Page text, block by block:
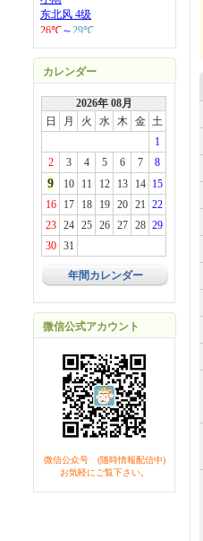
カレンダー
2026年 08月
日
月 火 水 木 金 土
1
2
3 4 5 6 7 8
9 10 11 12 13 14
15
16
17 18 19 20 21 22
23
24 25 26 27 28 29
30
31
年間カレンダー
微信公式アカウント
微信公众号 (随時情報配信中)
お気軽にご覧下さい。